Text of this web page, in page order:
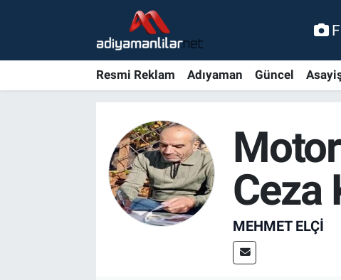
Resmi Reklam Adıyaman Güncel
Ceza
MEHMET ELÇI
Siyaset
Bölge Haberleri
Nöbetçi Eczaneler
Hava Durumu
Adiyaman Namaz Vakitleri
Trafik Durumu
Süper Lig Puan Durumu ve Fikstür